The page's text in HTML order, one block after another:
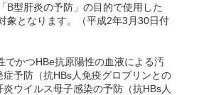
B型肝炎の予防」の目的で使用した
象となります。（平成2年3月30日付
かつHBe抗原陽性の血液による汚
予防（抗HBs人免疫グロブリンとの
ウイルス母子感染の予防（抗HBs人